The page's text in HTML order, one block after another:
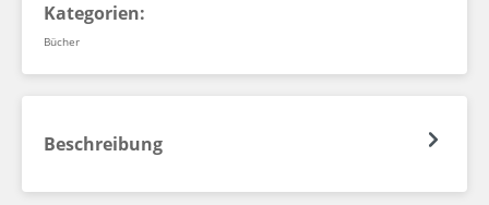
Kategorien:
Bücher
Beschreibung